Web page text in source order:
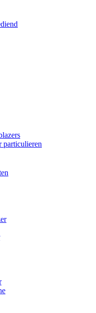
particulieren